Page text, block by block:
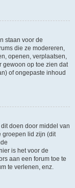
staan voor de
die ze modereren,
openen, verplaatsen,
gewoon op toe zien dat
of ongepaste inhoud
doen door middel van
groepen lid zijn (dit
is het voor de
aan een forum toe te
te verlenen, enz.